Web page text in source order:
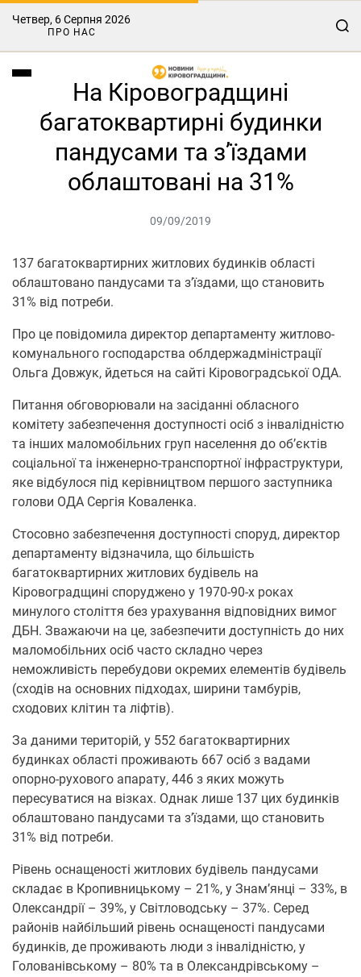
Четвер, 6 Серпня 2026
ПРО НАС
На Кіровоградщині
багатоквартирні будинки
пандусами та з’їздами
облаштовані на 31%
09/09/2019
137 багатоквартирних житлових будинків області
облаштовано пандусами та з’їздами, що становить
31% від потреби.
Про це повідомила директор департаменту житлово-
комунального господарства облдержадміністрації
Ольга Довжук, йдеться на сайті Кіровоградської ОДА.
Питання обговорювали на засіданні обласного
комітету забезпечення доступності осіб з інвалідністю
та інших маломобільних груп населення до об’єктів
соціальної та інженерно-транспортної інфраструктури,
яке відбулося під керівництвом першого заступника
голови ОДА Сергія Коваленка.
Стосовно забезпечення доступності споруд, директор
департаменту відзначила, що більшість
багатоквартирних житлових будівель на
Кіровоградщині споруджено у 1970-90-х роках
минулого століття без урахування відповідних вимог
ДБН. Зважаючи на це, забезпечити доступність до них
маломобільних осіб часто складно через
неможливість перебудови окремих елементів будівель
(сходів на основних підходах, ширини тамбурів,
сходових клітин та ліфтів).
За даними територій, у 552 багатоквартирних
будинках області проживають 667 осіб з вадами
опорно-рухового апарату, 446 з яких можуть
пересуватися на візках. Однак лише 137 цих будинків
облаштовано пандусами та з’їздами, що становить
31% від потреби.
Рівень оснащеності житлових будівель пандусами
складає в Кропивницькому – 21%, у Знам’янці – 33%, в
Олександрії – 39%, у Світловодську – 37%. Серед
районів найбільший рівень оснащеності пандусами
будинків, де проживають люди з інвалідністю, у
Голованівському – 80% та в Олександрівському –